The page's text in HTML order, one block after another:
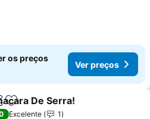
os preços
Ver preços
Adicionar aos favoritos
De Serra!
Excelente
1